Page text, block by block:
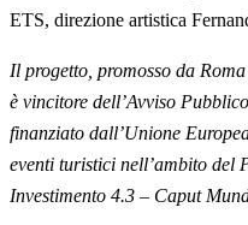
ETS, direzione artistica
Il progetto, promosso da
è vincitore dell’Avviso
finanziato dall’Unione
eventi turistici nell’ambito del
Investimento 4.3 – Caput